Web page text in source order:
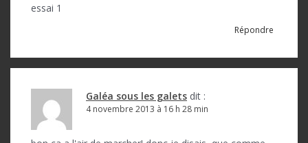
essai 1
Répondre
Galéa sous les galets dit :
4 novembre 2013 à 16 h 28 min